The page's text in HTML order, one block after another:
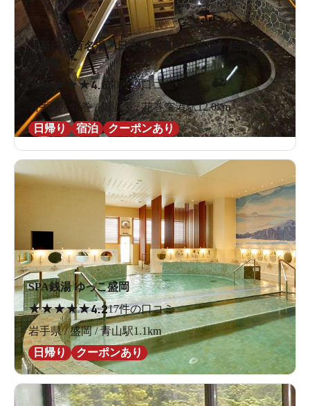
【新日本百名湯・日本温泉遺産に指定】鉛温泉 藤
三旅館
★ ★★ ★★4.660件の口コミ
岩手県 / 花巻 / 鉛温泉 / 花巻空港駅12.0km
日帰り
宿泊 クーポンあり
SPA銭湯 ゆっこ盛岡
★★★★★4.217件の口コミ
岩手県 / 盛岡 / 青山駅1.1km
日帰り
クーポンあり